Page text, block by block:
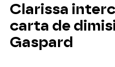
Clarissa
carta de
Gaspard